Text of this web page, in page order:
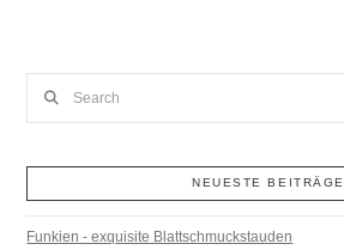
NEUESTE BEITRÄGE
Funkien - exquisite Blattschmuckstauden